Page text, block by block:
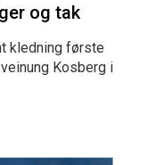
og tak
kledning første
Kosberg i